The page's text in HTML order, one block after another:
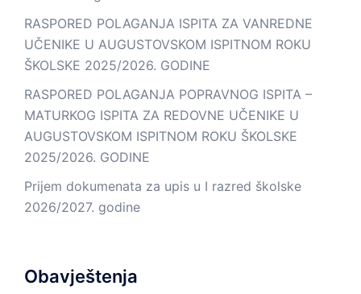
RASPORED POLAGANJA ISPITA ZA VANREDNE
UČENIKE U AUGUSTOVSKOM ISPITNOM ROKU
ŠKOLSKE 2025/2026. GODINE
RASPORED POLAGANJA POPRAVNOG ISPITA –
MATURKOG ISPITA ZA REDOVNE UČENIKE U
AUGUSTOVSKOM ISPITNOM ROKU ŠKOLSKE
2025/2026. GODINE
Prijem dokumenata za upis u I razred školske
2026/2027. godine
Obavještenja